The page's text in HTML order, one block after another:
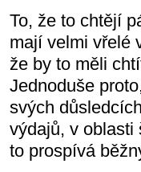
To, že to chtějí
mají velmi vřelé
že by to měli
Jednoduše
svých
výdajů, v oblasti
to prospívá